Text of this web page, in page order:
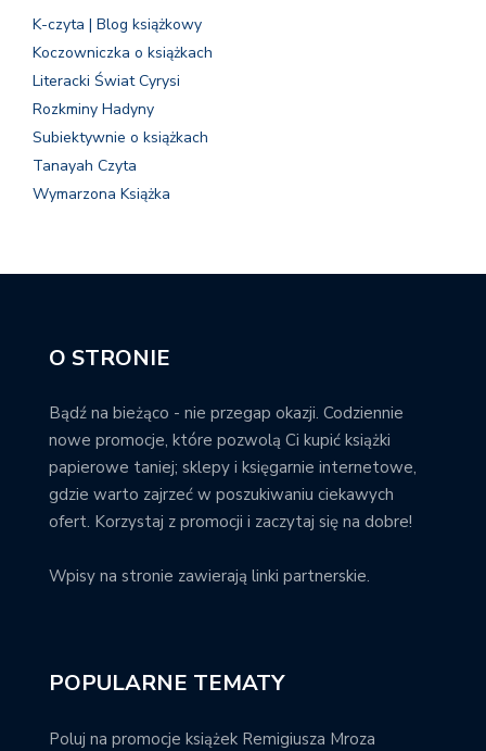
K-czyta | Blog książkowy
Koczowniczka o książkach
Literacki Świat Cyrysi
Rozkminy Hadyny
Subiektywnie o książkach
Tanayah Czyta
Wymarzona Książka
O STRONIE
Bądź na bieżąco - nie przegap okazji. Codziennie
nowe promocje, które pozwolą Ci kupić książki
papierowe taniej; sklepy i księgarnie internetowe,
gdzie warto zajrzeć w poszukiwaniu ciekawych
ofert. Korzystaj z promocji i zaczytaj się na dobre!
Wpisy na stronie zawierają linki partnerskie.
POPULARNE TEMATY
Poluj na promocje książek Remigiusza Mroza